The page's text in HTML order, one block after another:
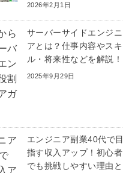
2026年2月1日
サーバーサイドエンジニ
アとは？仕事内容やスキ
ル・将来性などを解説！
2025年9月29日
エンジニア副業40代で目
指す収入アップ！初心者
でも挑戦しやすい理由と